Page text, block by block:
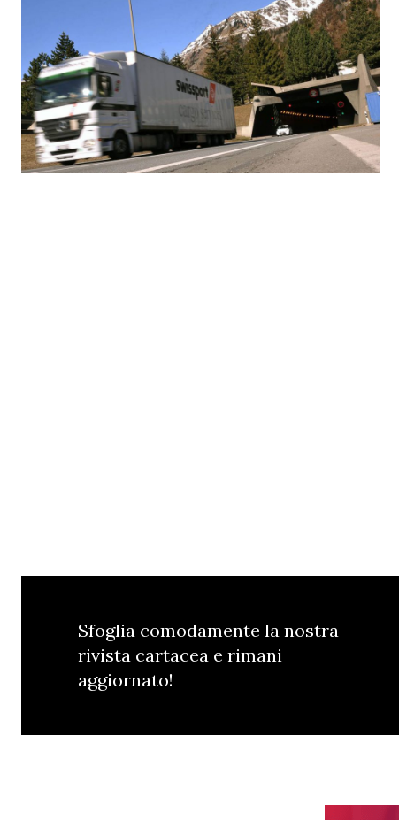
Sfoglia comodamente la nostra
rivista cartacea e rimani
aggiornato!